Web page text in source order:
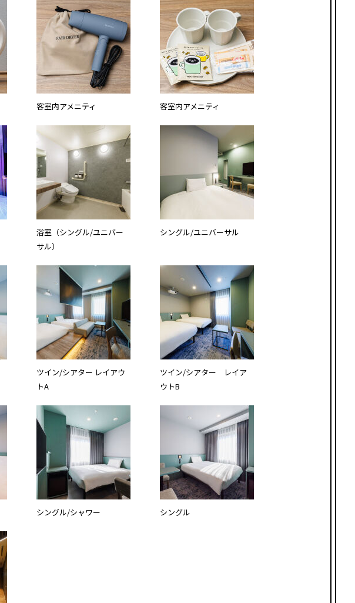
客室内アメニティ 客室内アメニティ
浴室（シングル/ユニバー
サル）
シングル/ユニバーサル
ツイン/シアター レイアウ
トA
ツイン/シアター レイア
ウトB
シングル/シャワー シングル